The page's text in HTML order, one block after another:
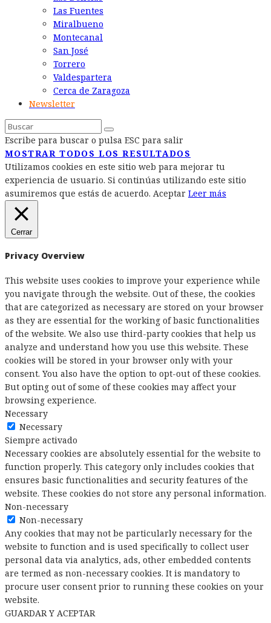
Las Fuentes
Miralbueno
Montecanal
San José
Torrero
Valdespartera
Cerca de Zaragoza
Newsletter
Escribe para buscar o pulsa ESC para salir
MOSTRAR TODOS LOS RESULTADOS
Utilizamos cookies en este sitio web para mejorar tu
experiencia de usuario. Si continúas utilizando este sitio
asumiremos que estás de acuerdo. Aceptar Leer más
Cerrar
Privacy Overview
This website uses cookies to improve your experience while
you navigate through the website. Out of these, the cookies
that are categorized as necessary are stored on your browser
as they are essential for the working of basic functionalities
of the website. We also use third-party cookies that help us
analyze and understand how you use this website. These
cookies will be stored in your browser only with your
consent. You also have the option to opt-out of these cookies.
But opting out of some of these cookies may affect your
browsing experience.
Necessary
Necessary
Siempre activado
Necessary cookies are absolutely essential for the website to
function properly. This category only includes cookies that
ensures basic functionalities and security features of the
website. These cookies do not store any personal information.
Non-necessary
Non-necessary
Any cookies that may not be particularly necessary for the
website to function and is used specifically to collect user
personal data via analytics, ads, other embedded contents
are termed as non-necessary cookies. It is mandatory to
procure user consent prior to running these cookies on your
website.
GUARDAR Y ACEPTAR